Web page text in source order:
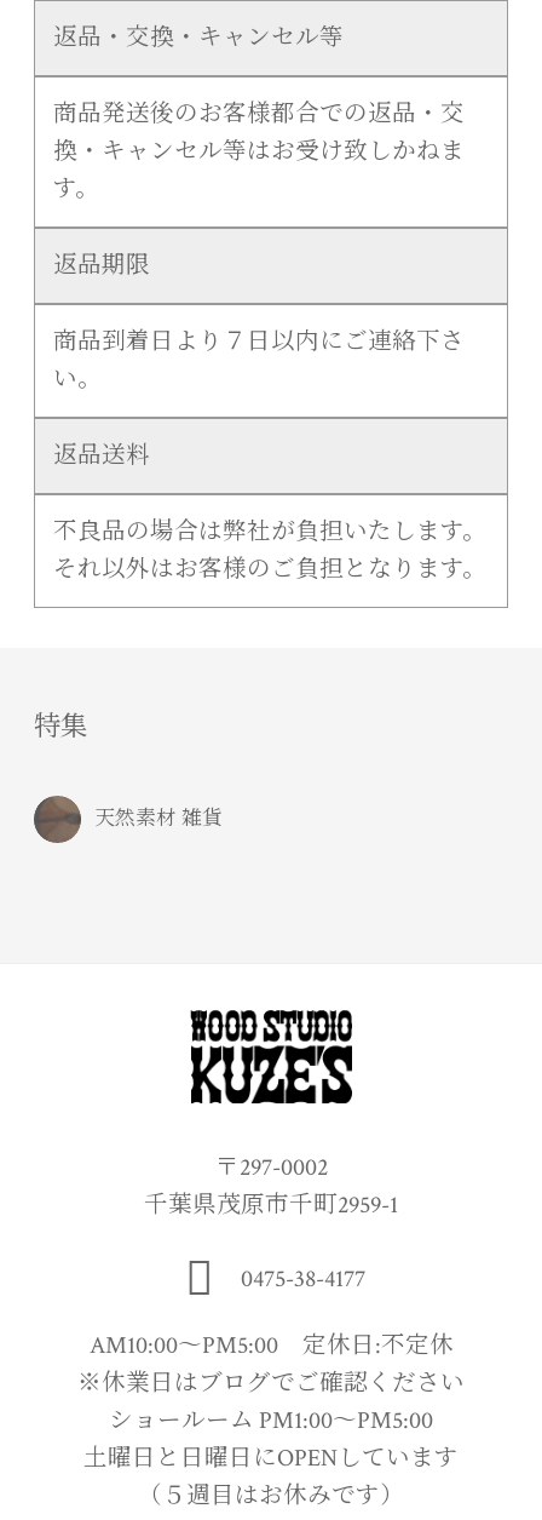
返品・交換・キャンセル等
商品発送後のお客様都合での返品・交
換・キャンセル等はお受け致しかねま
す。
返品期限
商品到着日より７日以内にご連絡下さ
い。
返品送料
不良品の場合は弊社が負担いたします。
それ以外はお客様のご負担となります。
特集
天然素材 雑貨
〒297-0002
千葉県茂原市千町2959-1
0475-38-4177
AM10:00〜PM5:00 定休日:不定休
※休業日はブログでご確認ください
ショールーム PM1:00〜PM5:00
土曜日と日曜日にOPENしています
（５週目はお休みです）